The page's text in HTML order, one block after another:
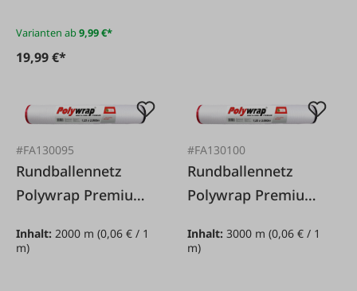
Varianten ab9,99 €*
19,99 €*
#FA130095
Rundballennetz
Polywrap Premium
Inhalt: 2000 m (0,06 € / 1
m)
#FA130100
Rundballennetz
Polywrap Premium
Inhalt:3000 m(0,06 € / 1
m)